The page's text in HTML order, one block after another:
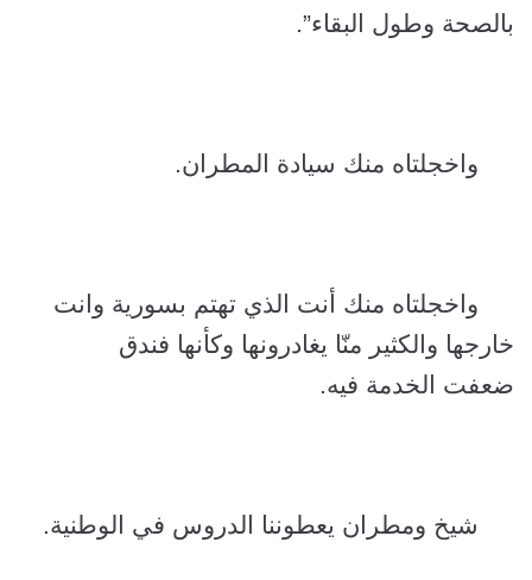
بالصحة وطول البقاء”.
واخجلتاه منك سيادة المطران.
واخجلتاه منك أنت الذي تهتم بسورية وانت
خارجها والكثير منّا يغادرونها وكأنها فندق
ضعفت الخدمة فيه.
شيخ ومطران يعطوننا الدروس في الوطنية.